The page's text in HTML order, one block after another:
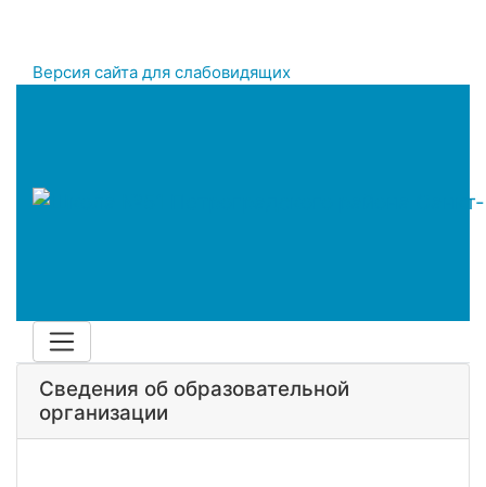
Версия сайта для слабовидящих
Сведения об образовательной
организации